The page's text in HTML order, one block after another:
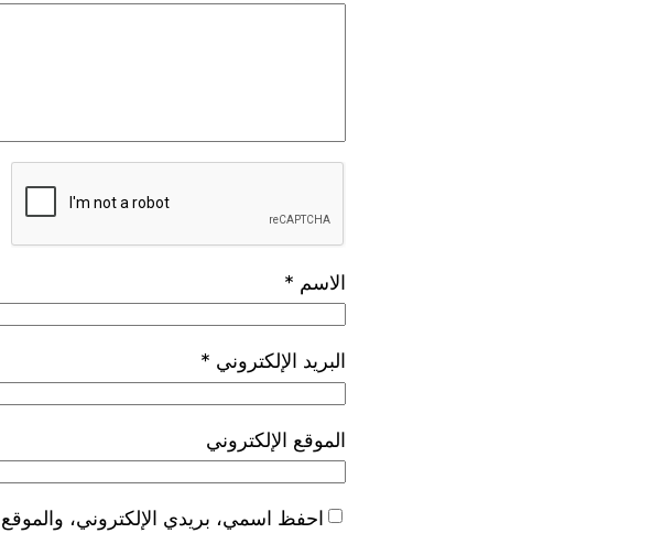
الاسم *
البريد الإلكتروني *
الموقع الإلكتروني
احفظ اسمي، بريدي الإلكتروني،